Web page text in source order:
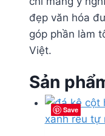
đẹp văn hóa
góp phần làm
Việt.
Sản
Save
Save
Save
Save